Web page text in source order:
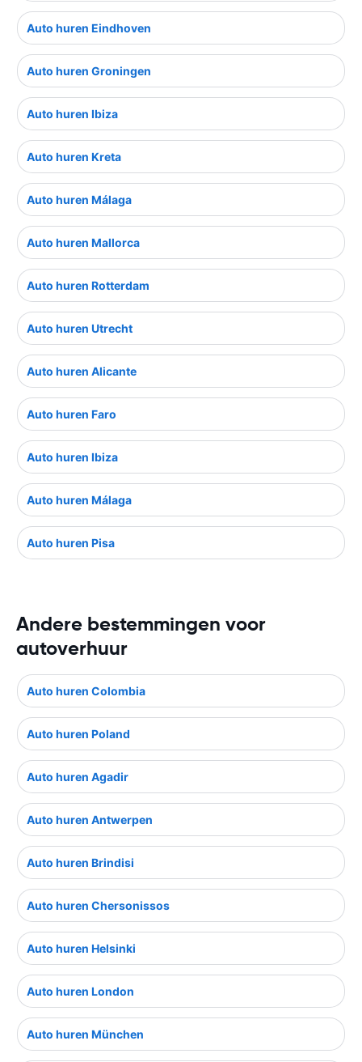
Auto huren Eindhoven
Auto huren Groningen
Auto huren Ibiza
Auto huren Kreta
Auto huren Málaga
Auto huren Mallorca
Auto huren Rotterdam
Auto huren Utrecht
Auto huren Alicante
Auto huren Faro
Auto huren Ibiza
Auto huren Málaga
Auto huren Pisa
Andere bestemmingen voor
autoverhuur
Auto huren Colombia
Auto huren Poland
Auto huren Agadir
Auto huren Antwerpen
Auto huren Brindisi
Auto huren Chersonissos
Auto huren Helsinki
Auto huren London
Auto huren München